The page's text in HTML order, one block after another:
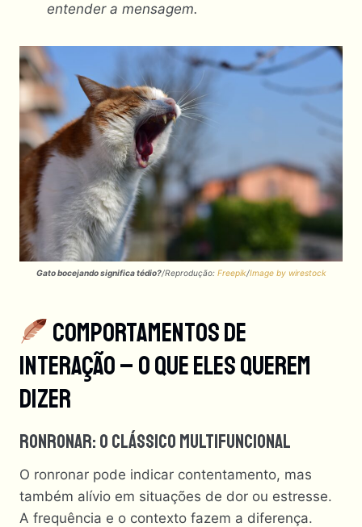
entender a mensagem.
Gato bocejando significa tédio?/Reprodução: Freepik/Image by wirestock
Comportamentos De
Interação – O Que Eles Querem
Dizer
Ronronar: O Clássico Multifuncional
O ronronar pode indicar contentamento, mas
também alívio em situações de dor ou estresse.
A frequência e o contexto fazem a diferença.